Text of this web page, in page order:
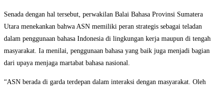
Senada dengan hal tersebut, perwakilan Balai Bahasa Provinsi Sumatera
Utara menekankan bahwa ASN memiliki peran strategis sebagai teladan
dalam penggunaan bahasa Indonesia di lingkungan kerja maupun di tengah
masyarakat. Ia menilai, penggunaan bahasa yang baik juga menjadi bagian
dari upaya menjaga martabat bahasa nasional.
“ASN berada di garda terdepan dalam interaksi dengan masyarakat. Oleh